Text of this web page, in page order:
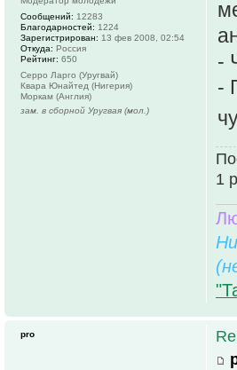
-
-
1
Сообщений: 12283
Благодарностей: 1224
Зарегистрирован: 13 фев 2008, 02:54
Откуда: Россия
Рейтинг: 650
Серро Ларго (Уругвай)
Квара Юнайтед (Нигерия)
Моркам (Англия)
зам. в сборной Уругвая (мол.)
pro